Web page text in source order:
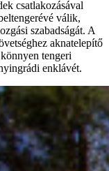
csatlakozásával
válik,
szabadságát. A
aknatelepítő
tengeri
enklávét.